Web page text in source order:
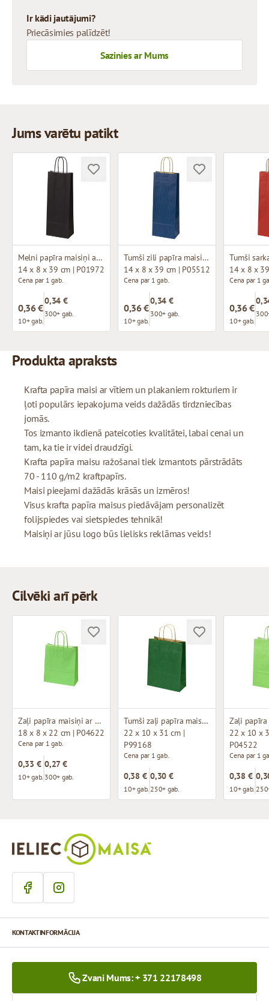
Ir kādi jautājumi?
Priecāsimies palīdzēt!
Sazinies ar Mums
Jums varētu patikt
Melni papīra maisiņi ar vītiem rokturiem
14 x 8 x 39 cm | P01972
Cena par 1 gab.
0,36 €
10+ gab.
0,34 €
300+ gab.
Tumši zili papīra maisiņi ar brūniem vītiem rokturiem
14 x 8 x 39 cm | P05512
Cena par 1 gab.
0,36 €
10+ gab.
0,34 €
300+ gab.
14 x 8 x
Cena par 1
0,36 €
10+ gab.
Produkta apraksts
Krafta papīra maisi ar vītiem un plakaniem rokturiem ir
ļoti populārs iepakojuma veids dažādās tirdzniecības
jomās.
Tos izmanto ikdienā pateicoties kvalitātei, labai cenai un
tam, ka tie ir videi draudzīgi.
Krafta papīra maisu ražošanai tiek izmantots pārstrādāts
70 - 110 g/m2 kraftpapīrs.
Maisi pieejami dažādās krāsās un izmēros!
Visus krafta papīra maisus piedāvājam personalizēt
folijspiedes vai sietspiedes tehnikā!
Maisiņi ar jūsu logo būs lielisks reklāmas veids!
Cilvēki arī pērk
Zaļi papīra maisiņi ar vītiem rokturiem
18 x 8 x 22 cm | P04622
Cena par 1 gab.
0,33 €
10+ gab.
0,27 €
300+ gab.
Tumši zaļi papīra maisiņi ar brūniem vītiem rokturiem
22 x 10 x 31 cm |
P99168
Cena par 1 gab.
0,38 €
10+ gab.
0,30 €
250+ gab.
22 x 10 x
P04522
Cena par 1
0,38 €
10+ gab.
KONTAKTINFORMĀCIJA
Zvani Mums: + 371 22178498